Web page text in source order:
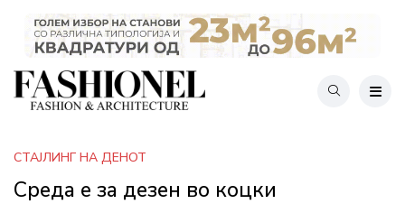
СТАЈЛИНГ НА ДЕНОТ
Среда е за дезен во коцки